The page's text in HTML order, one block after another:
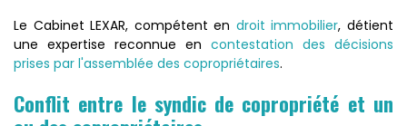
​Le Cabinet LEXAR, compétent en droit immobilier, détient
une expertise reconnue en contestation des décisions
prises par l'assemblée des copropriétaires.
Conflit entre le syndic de copropriété et un